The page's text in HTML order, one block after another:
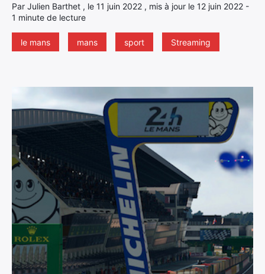
Par Julien Barthet , le 11 juin 2022 , mis à jour le 12 juin 2022 -
1 minute de lecture
le mans mans sport Streaming